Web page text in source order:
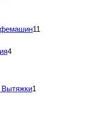
11
4
Вытяжки1